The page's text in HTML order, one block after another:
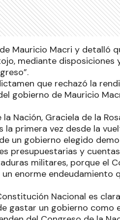
Mauricio Macri y detalló
mediante disposiciones
que rechazó la
gobierno de Mauricio
Nación, Graciela de la
primera vez desde la
un gobierno elegido
presupuestarias y
militares, porque el
enorme endeudamiento
Nacional es
gastar un gobierno como